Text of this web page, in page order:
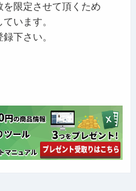
限定させて頂くため
います。
下さい。